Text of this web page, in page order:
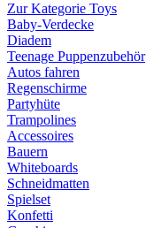
Zur Kategorie Toys
Baby-Verdecke
Diadem
Teenage Puppenzubehör
Autos fahren
Regenschirme
Partyhüte
Trampolines
Accessoires
Bauern
Whiteboards
Schneidmatten
Spielset
Konfetti